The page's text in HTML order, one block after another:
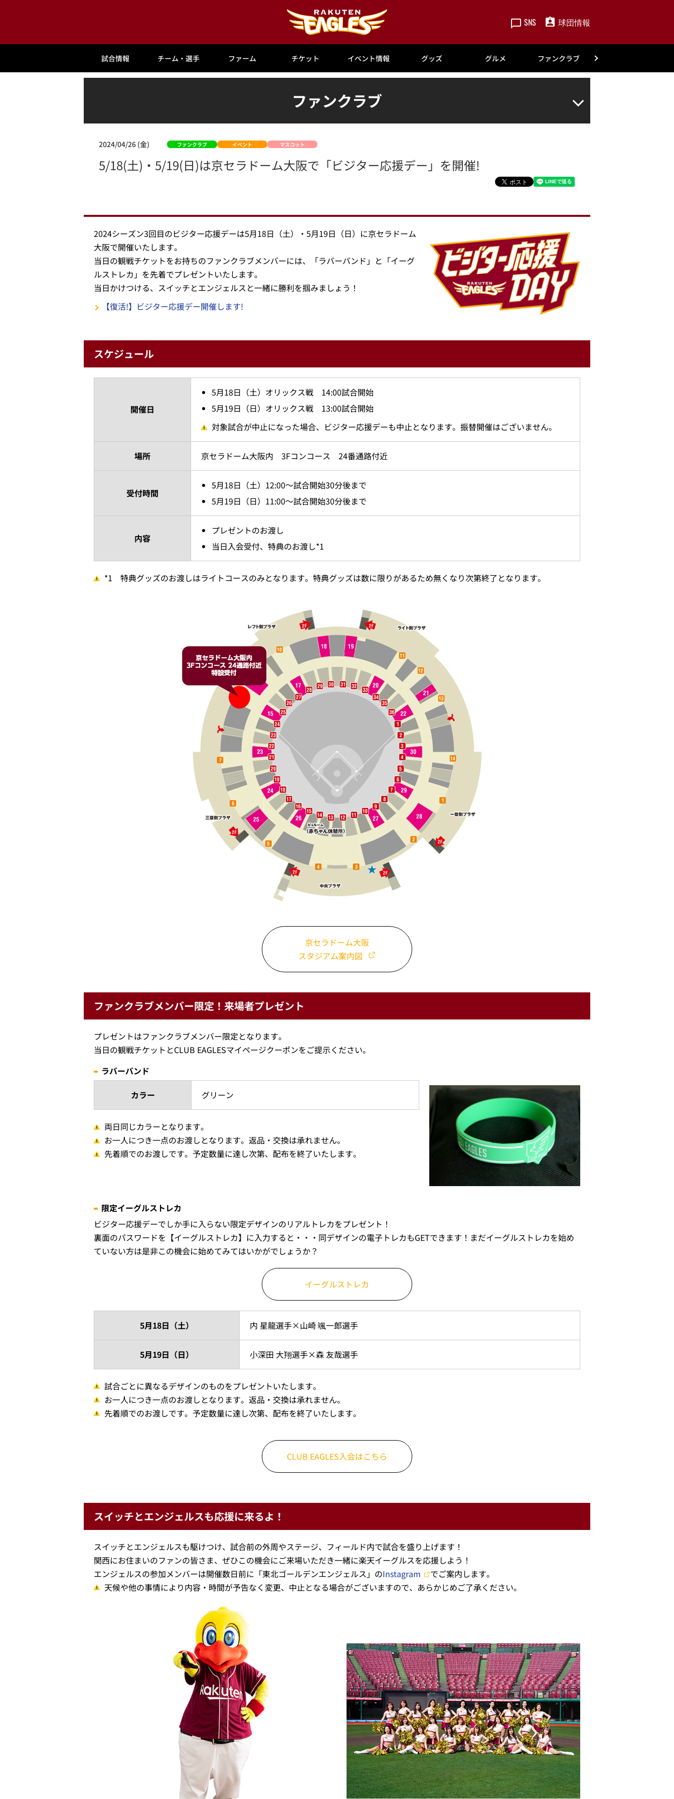
SNS 球団情報
試合情報 チーム・選手 ファーム チケット イベント情報 グッズ グルメ ファンクラブ
ファンクラブ
2024/04/26 (金) ファンクラブ イベント マスコット
5/18(土)・5/19(日)は京セラドーム大阪で「ビジター応援デー」を開催!
2024シーズン3回目のビジター応援デーは5月18日（土）・5月19日（日）に京セラドーム
大阪で開催いたします。
当日の観戦チケットをお持ちのファンクラブメンバーには、「ラバーバンド」と「イーグ
ルストレカ」を先着でプレゼントいたします。
当日かけつける、スイッチとエンジェルスと一緒に勝利を掴みましょう！
【復活!】ビジター応援デー開催します!
スケジュール
開催日
5月18日（土）オリックス戦 14:00試合開始
5月19日（日）オリックス戦 13:00試合開始
対象試合が中止になった場合、ビジター応援デーも中止となります。振替開催はございません。
場所 京セラドーム大阪内 3Fコンコース 24番通路付近
受付時間
5月18日（土）12:00～試合開始30分後まで
5月19日（日）11:00～試合開始30分後まで
内容
プレゼントのお渡し
当日入会受付、特典のお渡し*1
*1 特典グッズのお渡しはライトコースのみとなります。特典グッズは数に限りがあるため無くなり次第終了となります。
京セラドーム大阪
スタジアム案内図
ファンクラブメンバー限定！来場者プレゼント
プレゼントはファンクラブメンバー限定となります。
当日の観戦チケットとCLUB EAGLESマイページクーポンをご提示ください。
ラバーバンド
カラー
グリーン
両日同じカラーとなります。
お一人につき一点のお渡しとなります。返品・交換は承れません。
先着順でのお渡しです。予定数量に達し次第、配布を終了いたします。
限定イーグルストレカ
ビジター応援デーでしか手に入らない限定デザインのリアルトレカをプレゼント！
裏面のパスワードを【イーグルストレカ】に入力すると・・・同デザインの電子トレカもGETできます！まだイーグルストレカを始め
ていない方は是非この機会に始めてみてはいかがでしょうか？
イーグルストレカ
5月18日（土） 内 星龍選手×山崎 颯一郎選手
5月19日（日） 小深田 大翔選手×森 友哉選手
試合ごとに異なるデザインのものをプレゼントいたします。
お一人につき一点のお渡しとなります。返品・交換は承れません。
先着順でのお渡しです。予定数量に達し次第、配布を終了いたします。
CLUB EAGLES入会はこちら
スイッチとエンジェルスも応援に来るよ！
スイッチとエンジェルスも駆けつけ、試合前の外周やステージ、フィールド内で試合を盛り上げます！
関西にお住まいのファンの皆さま、ぜひこの機会にご来場いただき一緒に楽天イーグルスを応援しよう！
エンジェルスの参加メンバーは開催数日前に「東北ゴールデンエンジェルス」のInstagram
でご案内します。
天候や他の事情により内容・時間が予告なく変更、中止となる場合がございますので、あらかじめご了承ください。